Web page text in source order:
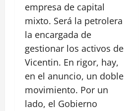
empresa de capital
mixto. Será la petrolera
la encargada de
gestionar los activos de
Vicentin. En rigor, hay,
en el anuncio, un doble
movimiento. Por un
lado, el Gobierno